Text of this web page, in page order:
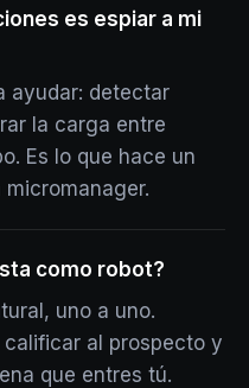
es espiar a mi
ayudar: detectar
la carga entre
Es lo que hace un
como robot?
uno a uno.
al prospecto y
que entres tú.